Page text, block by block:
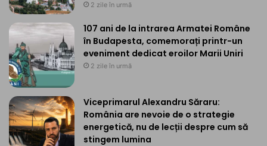
2 zile în urmă
107 ani de la intrarea Armatei Române
în Budapesta, comemorați printr-un
eveniment dedicat eroilor Marii Uniri
2 zile în urmă
Viceprimarul Alexandru Săraru:
România are nevoie de o strategie
energetică, nu de lecții despre cum să
stingem lumina